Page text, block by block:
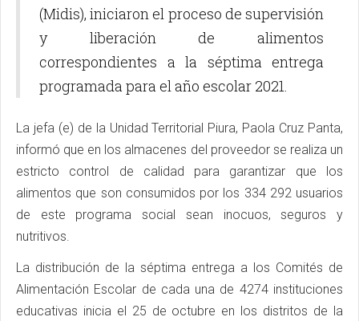
(Midis), iniciaron el proceso de supervisión
y liberación de alimentos
correspondientes a la séptima entrega
programada para el año escolar 2021.
La jefa (e) de la Unidad Territorial Piura, Paola Cruz Panta,
informó que en los almacenes del proveedor se realiza un
estricto control de calidad para garantizar que los
alimentos que son consumidos por los 334 292 usuarios
de este programa social sean inocuos, seguros y
nutritivos.
La distribución de la séptima entrega a los Comités de
Alimentación Escolar de cada una de 4274 instituciones
educativas inicia el 25 de octubre en los distritos de la